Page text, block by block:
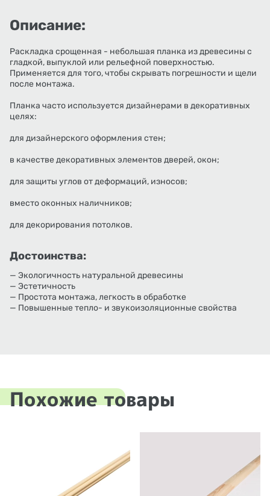
Описание:
Раскладка срощенная - небольшая планка из древесины с
гладкой, выпуклой или рельефной поверхностью.
Применяется для того, чтобы скрывать погрешности и щели
после монтажа.
Планка часто используется дизайнерами в декоративных
целях:
для дизайнерского оформления стен;
в качестве декоративных элементов дверей, окон;
для защиты углов от деформаций, износов;
вместо оконных наличников;
для декорирования потолков.
Достоинства:
— Экологичность натуральной древесины
— Эстетичность
— Простота монтажа, легкость в обработке
— Повышенные тепло- и звукоизоляционные свойства
Похожие товары